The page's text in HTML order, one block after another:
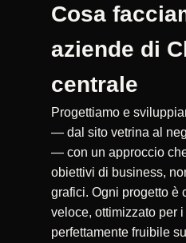
Cosa
aziende di
centrale
Progettiamo e
— dal sito vetrina al
— con un approccio
obiettivi di business,
grafici. Ogni progetto è
veloce, ottimizzato per
perfettamente fruibile